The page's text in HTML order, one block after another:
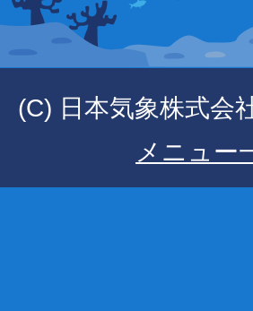
(C) 日本気象株式会
メニュー